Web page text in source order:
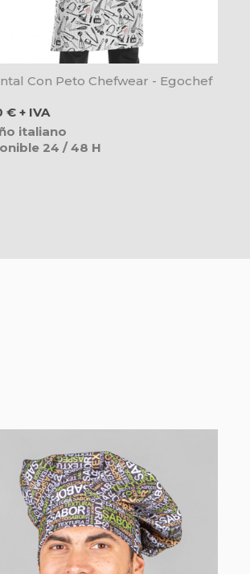
Con Peto Chefwear - Egochef
€ + IVA
italiano
24 / 48 H